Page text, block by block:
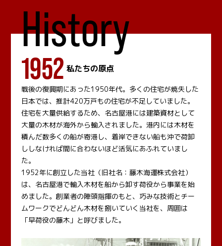
History
1952 私たちの原点
戦後の復興期にあった1950年代。多くの住宅が焼失した
日本では、推計420万戸もの住宅が不足していました。
住宅を大量供給するため、名古屋港には建築資材として
大量の木材が海外から輸入されました。港内には木材を
積んだ数多くの船が寄港し、着岸できない船も沖で荷卸
ししなければ間に合わないほど活気にあふれていまし
た。
1952年に創立した当社（旧社名：藤木海運株式会社）
は、名古屋港で輸入木材を船から卸す荷役から事業を始
めました。創業者の陣頭指揮のもと、巧みな技術とチー
ムワークでどんどん木材を捌いていく当社を、周囲は
「早荷役の藤木」と呼びました。